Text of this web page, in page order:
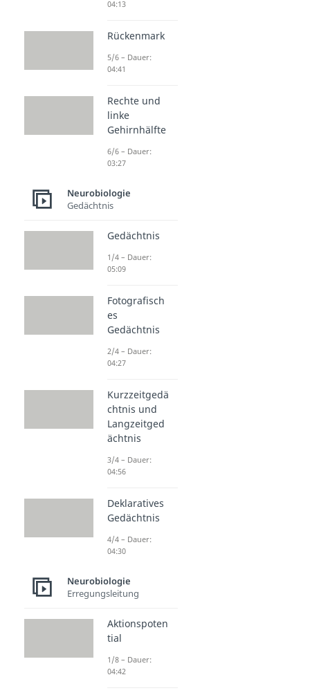
04:13
Rückenmark
5/6 – Dauer:
04:41
Rechte und
linke
Gehirnhälfte
6/6 – Dauer:
03:27
Neurobiologie
Gedächtnis
Gedächtnis
1/4 – Dauer:
05:09
Fotografisch
es
Gedächtnis
2/4 – Dauer:
04:27
Kurzzeitgedä
chtnis und
Langzeitged
ächtnis
3/4 – Dauer:
04:56
Deklaratives
Gedächtnis
4/4 – Dauer:
04:30
Neurobiologie
Erregungsleitung
Aktionspoten
tial
1/8 – Dauer:
04:42